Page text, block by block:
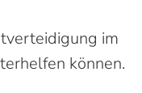
im
können.